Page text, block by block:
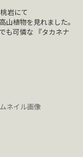
岩にて
山植物を見れました。
も可憐な 『タカネナ